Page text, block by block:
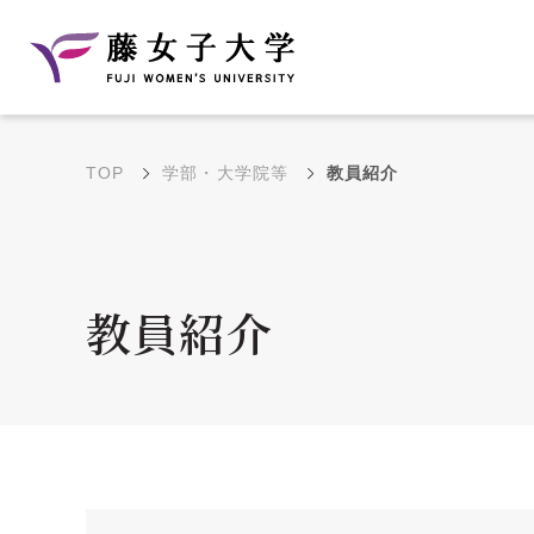
学部・学科の教育目的
大学院の教育目的
TOP 学部・大学院等 教員紹介
教員紹介